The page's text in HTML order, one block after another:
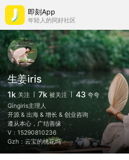
即刻App
年轻人的同好社区
生姜iris
1k 关注 7k 被关注 43 夸夸
Gingiris主理人
开源 & 出海 & 增长 & 创业咨询
遵从本心，广结善缘
V：15290810236
Gzh：云宝的桃花坞